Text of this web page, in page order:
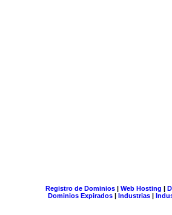
Registro de Dominios| Web Hosting |
Dominios Expirados | Industrias |